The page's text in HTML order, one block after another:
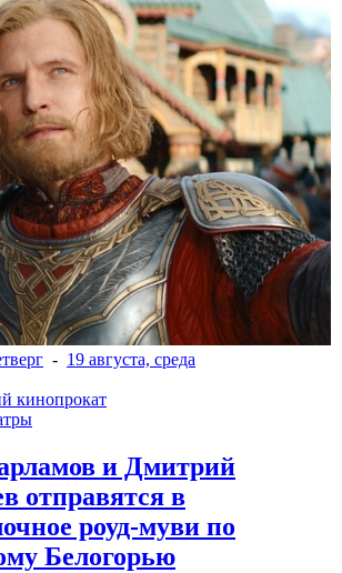
- 19 августа, среда
кинопрокат
и Дмитрий
отправятся в
роуд-муви по
Белогорью